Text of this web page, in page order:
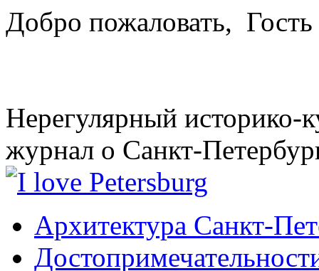
Добро пожаловать, Гость
Нерегулярный историко-
журнал о Санкт-
Архитектура Санкт-